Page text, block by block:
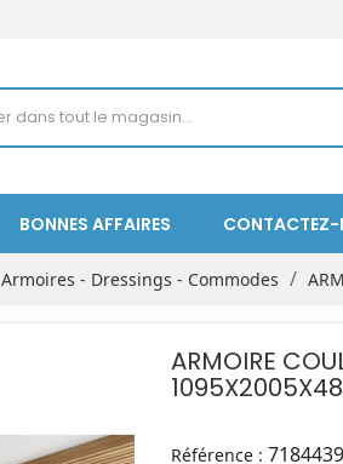
BONNES AFFAIRES CONTACTEZ-
Armoires - Dressings - Commodes
ARMOIRE
Référence :